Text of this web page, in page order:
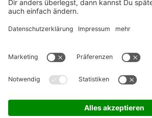
FÜR ARBEITGEBER & ARBEITNEHMER